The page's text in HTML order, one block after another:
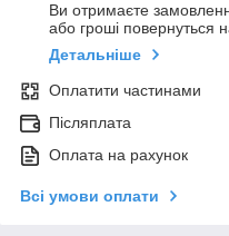
Ви отримаєте
або гроші повернуться
Детальніше
Оплатити частинами
Післяплата
Оплата на рахунок
Всі умови оплати